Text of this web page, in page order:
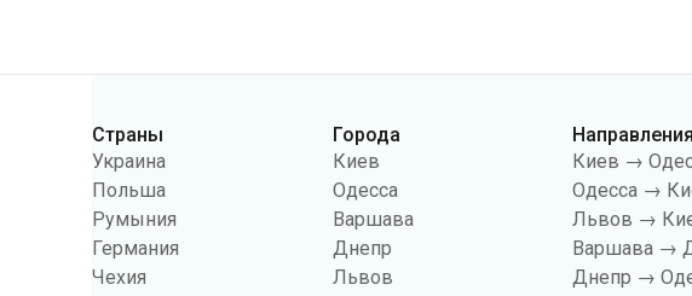
Категории
Страны
Украина
Польша
Румыния
Германия
Чехия
Города
Киев
Одесса
Варшава
Днепр
Львов
Направления
Киев →
Одесса →
Львов →
Варшава →
Днепр →